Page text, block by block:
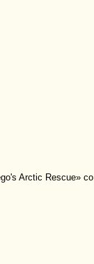
Arctic Rescue» со